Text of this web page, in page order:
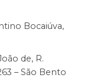
Bocaiúva,
de, R.
– São Bento